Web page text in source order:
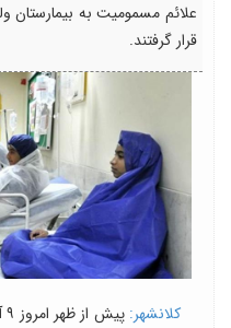
علائم مسمومیت به
قرار گرفتند.
کلانشهر: